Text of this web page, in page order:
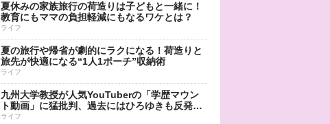
夏休みの家族旅行の荷造りは子どもと一緒に！
教育にもママの負担軽減にもなるワケとは？
ライフ
夏の旅行や帰省が劇的にラクになる！荷造りと
旅先が快適になる“1人1ポーチ”収納術
ライフ
九州大学教授が人気YouTuberの「学歴マウン
ト動画」に猛批判、過去にはひろゆきも反発…
ライフ